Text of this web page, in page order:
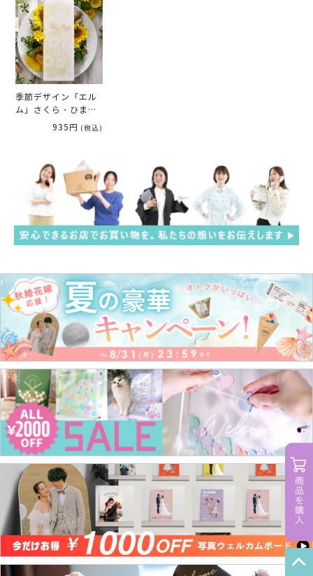
季節デザイン「エル
ム」さくら・ひまわ
り・リーフ・スノー
935円 (税込)